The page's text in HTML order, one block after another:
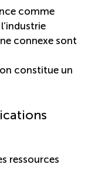
comme
connexe sont
constitue un
ressources